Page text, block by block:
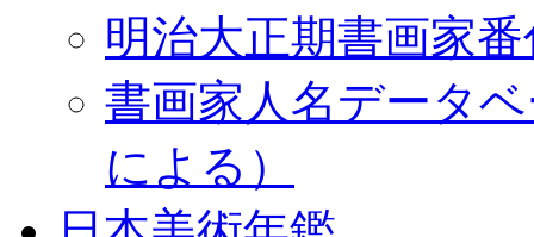
明治大正期書画家
書画家人名データ
による）